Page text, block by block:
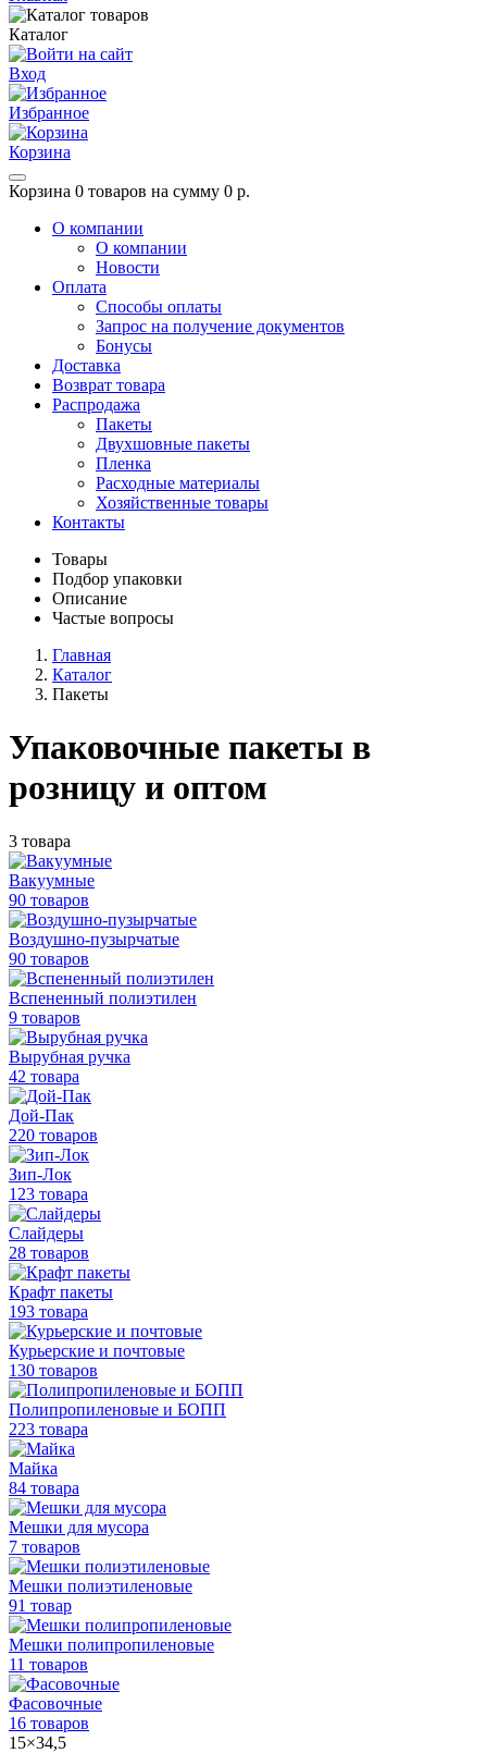
Каталог
Вход
Избранное
Корзина
Корзина 0 товаров на сумму 0 р.
О компании
О компании
Новости
Оплата
Способы оплаты
Запрос на получение документов
Бонусы
Доставка
Возврат товара
Распродажа
Пакеты
Двухшовные пакеты
Пленка
Расходные материалы
Хозяйственные товары
Контакты
Товары
Подбор упаковки
Описание
Частые вопросы
Главная
Каталог
Пакеты
Упаковочные пакеты в
розницу и оптом
3 товара
Вакуумные
90 товаров
Воздушно-пузырчатые
90 товаров
Вспененный полиэтилен
9 товаров
Вырубная ручка
42 товара
Дой-Пак
220 товаров
Зип-Лок
123 товара
Слайдеры
28 товаров
Крафт пакеты
193 товара
Курьерские и почтовые
130 товаров
Полипропиленовые и БОПП
223 товара
Майка
84 товара
Мешки для мусора
7 товаров
Мешки полиэтиленовые
91 товар
Мешки полипропиленовые
11 товаров
Фасовочные
16 товаров
15×34,5